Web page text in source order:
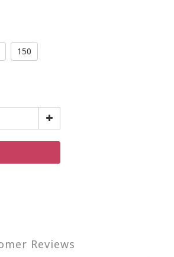
150
Reviews